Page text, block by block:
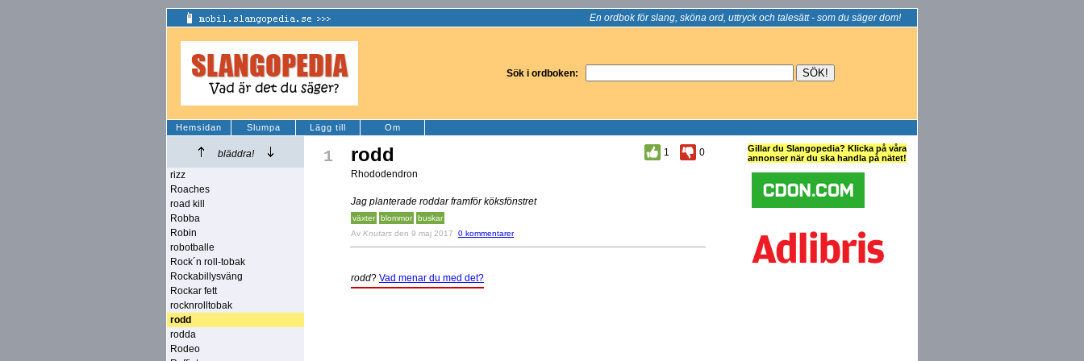
En ordbok för slang, sköna ord, uttryck och talesätt - som du säger dom!
Sök i ordboken:
Hemsidan Slumpa Lägg till Om
bläddra!
rizz
Roaches
road kill
Robba
Robin
robotballe
Rock´n roll-tobak
Rockabillysväng
Rockar fett
rocknrolltobak
rodd
rodda
Rodeo
1 rodd 1
0
Rhododendron
Jag planterade roddar framför köksfönstret
växter blommor
buskar
Av Knutars den 9 maj 2017 0 kommentarer
rodd? Vad menar du med det?
Gillar du Slangopedia? Klicka på våra
annonser när du ska handla på nätet!